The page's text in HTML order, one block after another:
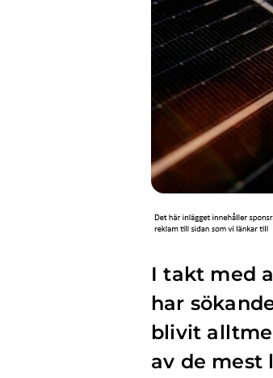
I takt med
har
blivit
av de mest